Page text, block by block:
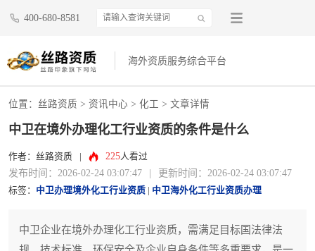
400-680-8581
海外资质服务综合平台
位置： 丝路资质 > 资讯中心 > 化工 > 文章详情
中卫在境外办理化工行业资质的条件是什么
作者：丝路资质 225人看过
发布时间：2026-02-24 03:07:47 更新时间：2026-02-24 03:07:47
标签： 中卫办理境外化工行业资质 中卫海外化工行业资质办理
中卫企业在境外办理化工行业资质，需满足目标国法律法